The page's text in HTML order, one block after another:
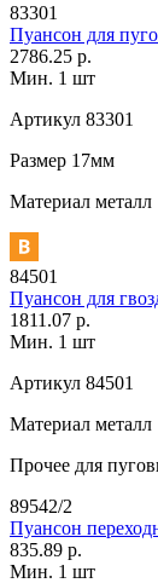
83301
Пуансон для
2786.25 р.
Мин. 1 шт
Артикул 83301
Размер 17мм
Материал металл
84501
Пуансон для
1811.07 р.
Мин. 1 шт
Артикул 84501
Материал металл
Прочее для
89542/2
Пуансон
835.89 р.
Мин. 1 шт